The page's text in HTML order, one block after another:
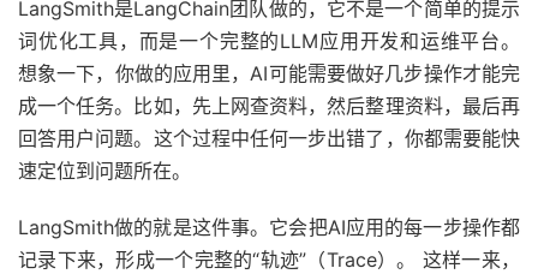
LangSmith是LangChain团队做的，它不是一个简单的提示
词优化工具，而是一个完整的LLM应用开发和运维平台。
想象一下，你做的应用里，AI可能需要做好几步操作才能完
成一个任务。比如，先上网查资料，然后整理资料，最后再
回答用户问题。这个过程中任何一步出错了，你都需要能快
速定位到问题所在。
LangSmith做的就是这件事。它会把AI应用的每一步操作都
记录下来，形成一个完整的“轨迹”（Trace）。 这样一来，